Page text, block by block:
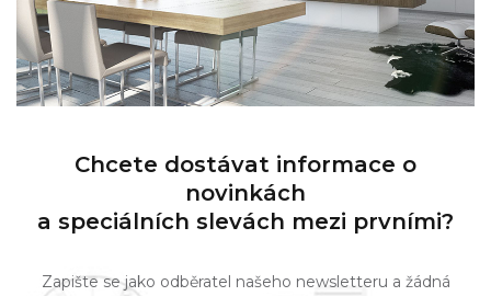
Chcete dostávat informace o
novinkách
a speciálních slevách mezi prvními?
Zapište se jako odběratel našeho newsletteru a žádná